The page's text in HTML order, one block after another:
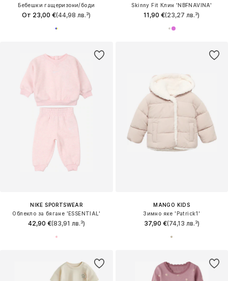
Бебешки гащеризони/боди
От 23,00 €(44,98 лв.³)
Skinny Fit Клин 'NBFNAVINA'
11,90 €(23,27 лв.³)
NIKE SPORTSWEAR
Облекло за бягане 'ESSENTIAL'
42,90 €(83,91 лв.³)
MANGO KIDS
Зимно яке 'Patrick1'
37,90 €(74,13 лв.³)